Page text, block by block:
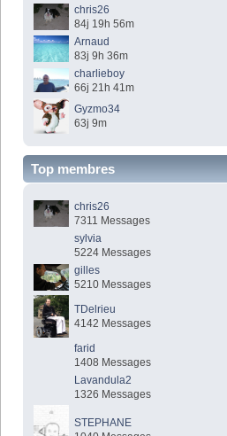
chris26
84j 19h 56m
Arnaud
83j 9h 36m
charlieboy
66j 21h 41m
Gyzmo34
63j 9m
Top membres
chris26
7311 Messages
sylvia
5224 Messages
gilles
5210 Messages
TDelrieu
4142 Messages
farid
1408 Messages
Lavandula2
1326 Messages
STEPHANE